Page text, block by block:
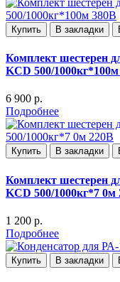
Купить В закладки
Комплект шестерен
KCD 500/
6 900 р.
Подробнее
Купить В закладки
Комплект шестерен
KCD 500/1000кг*7 0м
1 200 р.
Подробнее
Купить В закладки